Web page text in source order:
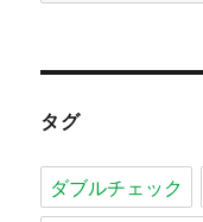
索:
タグ
ダブルチェック